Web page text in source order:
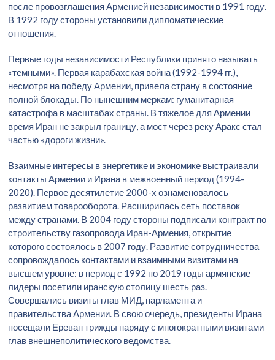
после провозглашения Арменией независимости в 1991 году.
В 1992 году стороны установили дипломатические
отношения.
Первые годы независимости Республики принято называть
«темными». Первая карабахская война (1992-1994 гг.),
несмотря на победу Армении, привела страну в состояние
полной блокады. По нынешним меркам: гуманитарная
катастрофа в масштабах страны. В тяжелое для Армении
время Иран не закрыл границу, а мост через реку Аракс стал
частью «дороги жизни».
Взаимные интересы в энергетике и экономике выстраивали
контакты Армении и Ирана в межвоенный период (1994-
2020). Первое десятилетие 2000-х ознаменовалось
развитием товарооборота. Расширилась сеть поставок
между странами. В 2004 году стороны подписали контракт по
строительству газопровода Иран-Армения, открытие
которого состоялось в 2007 году. Развитие сотрудничества
сопровождалось контактами и взаимными визитами на
высшем уровне: в период с 1992 по 2019 годы армянские
лидеры посетили иранскую столицу шесть раз.
Совершались визиты глав МИД, парламента и
правительства Армении. В свою очередь, президенты Ирана
посещали Ереван трижды наряду с многократными визитами
глав внешнеполитического ведомства.